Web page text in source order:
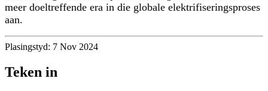
meer doeltreffende era in die globale elektrifiseringsproses
aan.
Plasingstyd: 7 Nov 2024
Teken in